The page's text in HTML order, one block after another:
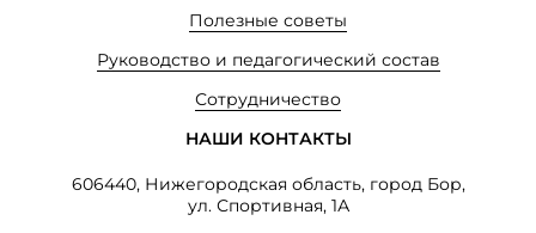
Полезные советы
Руководство и педагогический состав
Сотрудничество
НАШИ КОНТАКТЫ
606440, Нижегородская область, город Бор,
ул. Спортивная, 1А